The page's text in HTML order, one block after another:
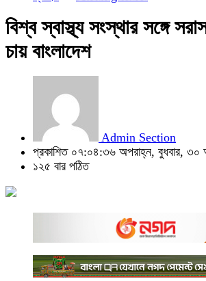
বিশ্ব স্বাস্থ্য সংস্থার সঙ্গে
চায় বাংলাদেশ
Admin Section
প্রকাশিত ০৭:০৪:৩৬ অপরাহ্ন, বুধবার, ৩০
১২৫ বার পঠিত